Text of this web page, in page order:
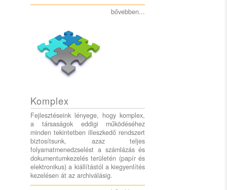
bővebben...
Komplex
Fejlesztéseink lényege, hogy komplex,
a társaságok eddigi működéséhez
minden tekintetben illeszkedő rendszert
biztosítsunk, azaz teljes
folyamatmenedzselést a számlázás és
dokumentumkezelés területén (papír és
elektronikus) a kiállítástól a kiegyenlítés
kezelésen át az archiválásig.